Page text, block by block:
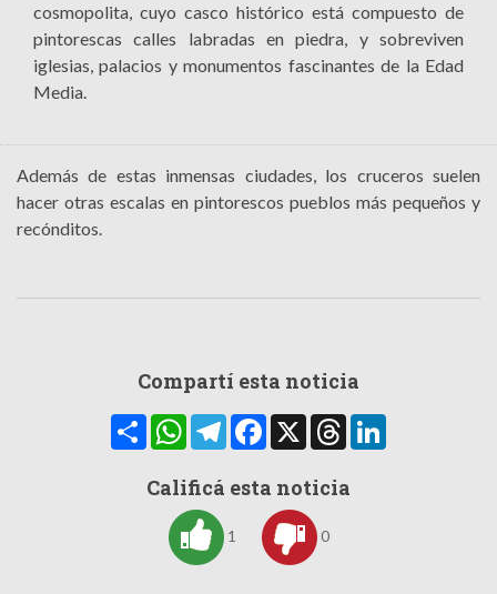
cosmopolita, cuyo casco histórico está compuesto de
pintorescas calles labradas en piedra, y sobreviven
iglesias, palacios y monumentos fascinantes de la Edad
Media.
Además de estas inmensas ciudades, los cruceros suelen
hacer otras escalas en pintorescos pueblos más pequeños y
recónditos.
Compartí esta noticia
CompartirWhatsAppTelegramFacebook
X Threads
Calificá esta noticia
1 0